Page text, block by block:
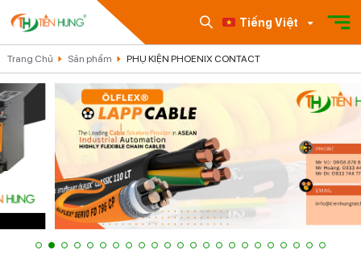
Tiếng Việt
Trang Chủ Sản phẩm PHỤ KIỆN PHOENIX CONTACT